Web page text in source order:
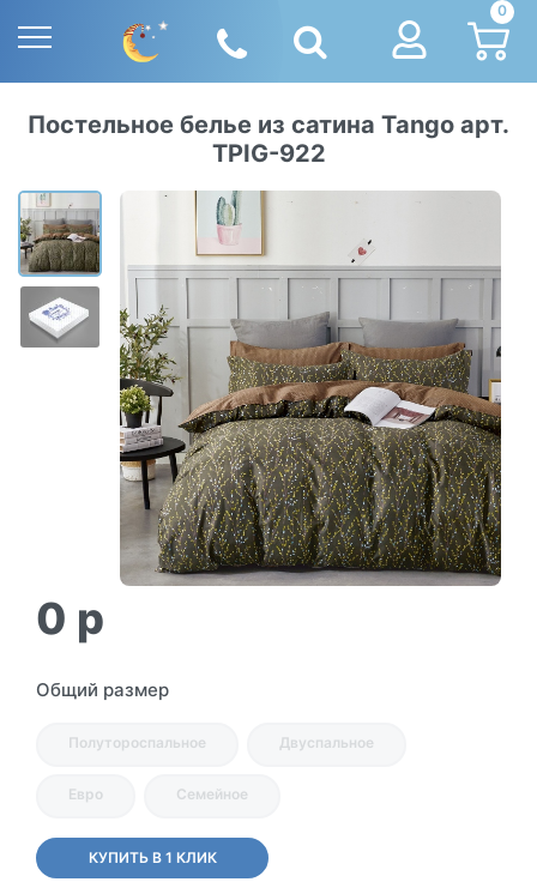
0
Постельное белье из сатина Tango арт.
TPIG-922
0 p
Общий размер
Полутороспальное Двуспальное
Евро Семейное
КУПИТЬ В 1 КЛИК